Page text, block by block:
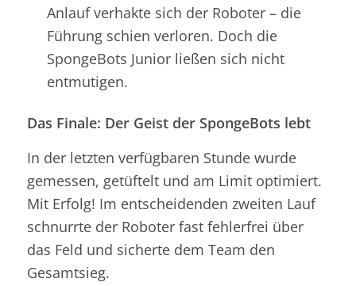
Anlauf verhakte sich der Roboter – die
Führung schien verloren. Doch die
SpongeBots Junior ließen sich nicht
entmutigen.
Das Finale: Der Geist der SpongeBots lebt
In der letzten verfügbaren Stunde wurde
gemessen, getüftelt und am Limit optimiert.
Mit Erfolg! Im entscheidenden zweiten Lauf
schnurrte der Roboter fast fehlerfrei über
das Feld und sicherte dem Team den
Gesamtsieg.